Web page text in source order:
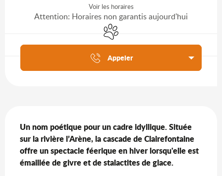
Voir les horaires
Attention: Horaires non garantis aujourd'hui
Animaux acceptés
Agenda du moment
Appeler
Un nom poétique pour un cadre idyllique. Située
sur la rivière l’Arène, la cascade de Clairefontaine
offre un spectacle féerique en hiver lorsqu'elle est
émaillée de givre et de stalactites de glace.